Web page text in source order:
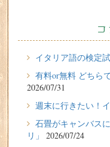
有料or無料 どちらで
フィレンツェに1週
性）の体験談
2026/07/27
週末に行きたい！イ
2026/07/24
イタリア語の検定
有料or無料 どちら
2026/07/31
週末に行きたい！
石畳がキャンバス
リ」
2026/07/24